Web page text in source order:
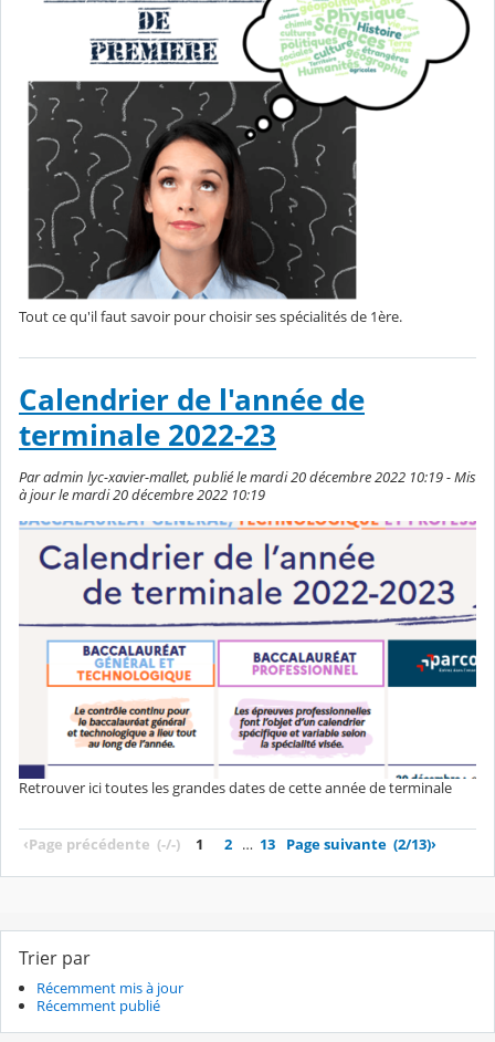
Tout ce qu'il faut savoir pour choisir ses spécialités de 1ère.
Calendrier de l'année de
terminale 2022-23
Par admin lyc-xavier-mallet, publié le mardi 20 décembre 2022 10:19 - Mis
à jour le mardi 20 décembre 2022 10:19
Retrouver ici toutes les grandes dates de cette année de terminale
‹Page précédente (-/-) 1 2 … 13 Page suivante (2/13)›
Trier par
Récemment mis à jour
Récemment publié